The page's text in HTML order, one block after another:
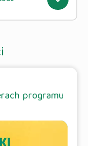
programu